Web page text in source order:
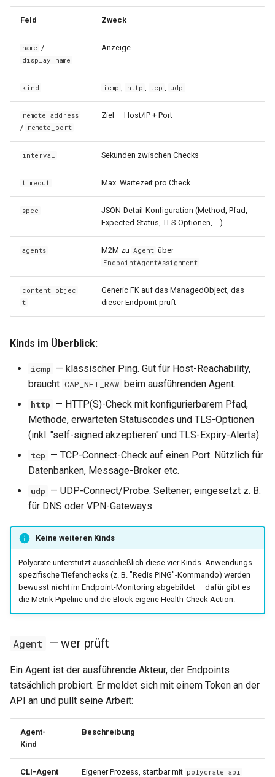
0.33.0
0.32.0
0.30.9
0.30.8
0.30.7
0.30.6
0.30.5
0.30.3
0.30.2
0.30.1
0.30.0
0.29.17
0.29.16
0.29.14
0.29.13
0.29.11
0.29.8
0.14.11
0.14.10
0.14.6
0.14.5
0.14.4
0.14.3
0.14.2
0.14.0
0.13.2
0.13.1
0.13.0
0.12.1
0.12.0
0.11.30
0.11.29
0.11.27
0.11.24
Feld Zweck
name /
display_name
Anzeige
kind icmp , http , tcp , udp
remote_address
/ remote_port
Ziel — Host/IP + Port
interval Sekunden zwischen Checks
timeout Max. Wartezeit pro Check
spec
JSON-Detail-Konfiguration (Method, Pfad,
Expected-Status, TLS-Optionen, …)
agents M2M zu Agent über
EndpointAgentAssignment
content_objec
t
Generic FK auf das ManagedObject, das
dieser Endpoint prüft
Kinds im Überblick:
icmp — klassischer Ping. Gut für Host-Reachability,
braucht CAP_NET_RAW beim ausführenden Agent.
http — HTTP(S)-Check mit konfigurierbarem Pfad,
Methode, erwarteten Statuscodes und TLS-Optionen
(inkl. "self-signed akzeptieren" und TLS-Expiry-Alerts).
tcp — TCP-Connect-Check auf einen Port. Nützlich für
Datenbanken, Message-Broker etc.
udp — UDP-Connect/Probe. Seltener; eingesetzt z. B.
für DNS oder VPN-Gateways.
Keine weiteren Kinds
Polycrate unterstützt ausschließlich diese vier Kinds. Anwendungs-
spezifische Tiefenchecks (z. B. "Redis PING"-Kommando) werden
bewusst nichtim Endpoint-Monitoring abgebildet — dafür gibt es
die Metrik-Pipeline und die Block-eigene Health-Check-Action.
Agent — wer prüft
Ein Agent ist der ausführende Akteur, der Endpoints
tatsächlich probiert. Er meldet sich mit einem Token an der
API an und pullt seine Arbeit:
Agent-
Kind
Beschreibung
CLI-Agent Eigener Prozess, startbar mit polycrate api